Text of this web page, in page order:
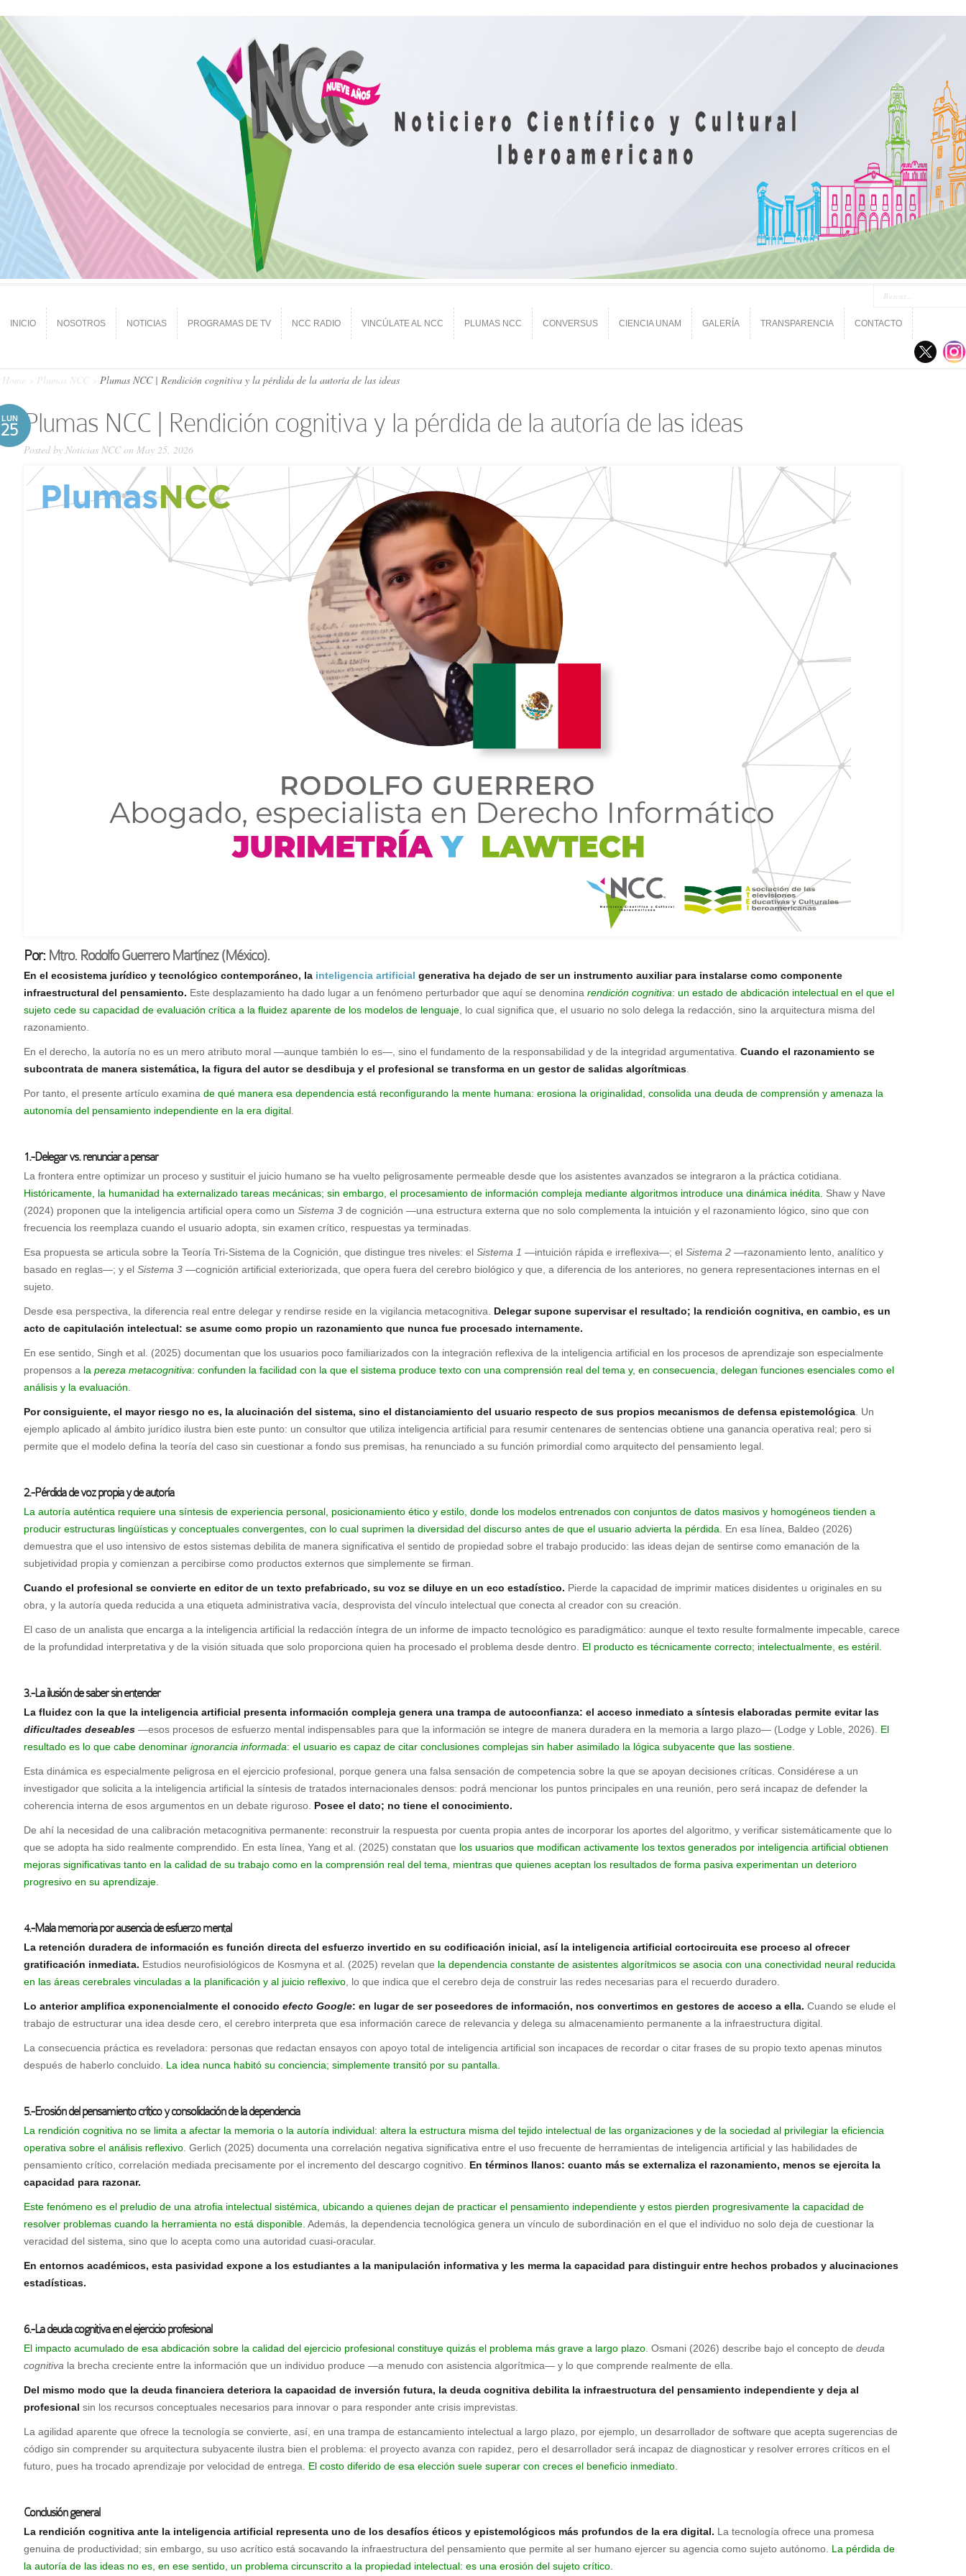
INICIO NOSOTROS NOTICIAS PROGRAMAS DE TV NCC RADIO VINCÚLATE AL NCC PLUMAS NCC CONVERSUS CIENCIA UNAM GALERÍA TRANSPARENCIA CONTACTO
Home Plumas NCC Plumas NCC | Rendición cognitiva y la pérdida de la autoría de las ideas
LUN
25 Plumas NCC | Rendición cognitiva y la pérdida de la autoría de las ideas
Posted by Noticias NCCon May 25, 2026
Por: Mtro. Rodolfo Guerrero Martínez (México).
En el ecosistema jurídico y tecnológico contemporáneo, la inteligencia artificial generativa ha dejado de ser un instrumento auxiliar para instalarse como componente
infraestructural del pensamiento. Este desplazamiento ha dado lugar a un fenómeno perturbador que aquí se denomina rendición cognitiva: un estado de abdicación intelectual en el que el
sujeto cede su capacidad de evaluación crítica a la fluidez aparente de los modelos de lenguaje , lo cual significa que, el usuario no solo delega la redacción, sino la arquitectura misma del
razonamiento.
En el derecho, la autoría no es un mero atributo moral —aunque también lo es—, sino el fundamento de la responsabilidad y de la integridad argumentativa. Cuando el razonamiento se
subcontrata de manera sistemática, la figura del autor se desdibuja y el profesional se transforma en un gestor de salidas algorítmicas
Por tanto, el presente artículo examina de qué manera esa dependencia está reconfigurando la mente humana: erosiona la originalidad, consolida una deuda de comprensión y amenaza la
autonomía del pensamiento independiente en la era digital
1.-Delegar vs. renunciar a pensar
La frontera entre optimizar un proceso y sustituir el juicio humano se ha vuelto peligrosamente permeable desde que los asistentes avanzados se integraron a la práctica cotidiana.
Históricamente, la humanidad ha externalizado tareas mecánicas; sin embargo, el procesamiento de información compleja mediante algoritmos introduce una dinámica inédita.
Shaw y Nave
(2024) proponen que la inteligencia artificial opera como un Sistema 3 de cognición —una estructura externa que no solo complementa la intuición y el razonamiento lógico, sino que con
frecuencia los reemplaza cuando el usuario adopta, sin examen crítico, respuestas ya terminadas.
Esa propuesta se articula sobre la Teoría Tri-Sistema de la Cognición, que distingue tres niveles: el Sistema 1 —intuición rápida e irreflexiva—; el Sistema 2 —razonamiento lento, analítico y
basado en reglas—; y el Sistema 3 —cognición artificial exteriorizada, que opera fuera del cerebro biológico y que, a diferencia de los anteriores, no genera representaciones internas en el
sujeto.
Desde esa perspectiva, la diferencia real entre delegar y rendirse reside en la vigilancia metacognitiva. Delegar supone supervisar el resultado; la rendición cognitiva, en cambio, es un
acto de capitulación intelectual: se asume como propio un razonamiento que nunca fue procesado internamente.
En ese sentido, Singh et al. (2025) documentan que los usuarios poco familiarizados con la integración reflexiva de la inteligencia artificial en los procesos de aprendizaje son especialmente
propensos a la pereza metacognitiva: confunden la facilidad con la que el sistema produce texto con una comprensión real del tema y, en consecuencia, delegan funciones esenciales como el
análisis y la evaluación.
Por consiguiente, el mayor riesgo no es, la alucinación del sistema, sino el distanciamiento del usuario respecto de sus propios mecanismos de defensa epistemológica . Un
ejemplo aplicado al ámbito jurídico ilustra bien este punto: un consultor que utiliza inteligencia artificial para resumir centenares de sentencias obtiene una ganancia operativa real; pero si
permite que el modelo defina la teoría del caso sin cuestionar a fondo sus premisas, ha renunciado a su función primordial como arquitecto del pensamiento legal.
2.-Pérdida de voz propia y de autoría
La autoría auténtica requiere una síntesis de experiencia personal, posicionamiento ético y estilo, donde los modelos entrenados con conjuntos de datos masivos y homogéneos tienden a
producir estructuras lingüísticas y conceptuales convergentes, con lo cual suprimen la diversidad del discurso antes de que el usuario advierta la pérdida.
En esa línea, Baldeo (2026)
demuestra que el uso intensivo de estos sistemas debilita de manera significativa el sentido de propiedad sobre el trabajo producido: las ideas dejan de sentirse como emanación de la
subjetividad propia y comienzan a percibirse como productos externos que simplemente se firman.
Cuando el profesional se convierte en editor de un texto prefabricado, su voz se diluye en un eco estadístico. Pierde la capacidad de imprimir matices disidentes u originales en su
obra, y la autoría queda reducida a una etiqueta administrativa vacía, desprovista del vínculo intelectual que conecta al creador con su creación.
El caso de un analista que encarga a la inteligencia artificial la redacción íntegra de un informe de impacto tecnológico es paradigmático: aunque el texto resulte formalmente impecable, carece
de la profundidad interpretativa y de la visión situada que solo proporciona quien ha procesado el problema desde dentro. El producto es técnicamente correcto; intelectualmente, es estéril.
3.-La ilusión de saber sin entender
La fluidez con la que la inteligencia artificial presenta información compleja genera una trampa de autoconfianza: el acceso inmediato a síntesis elaboradas permite evitar las
dificultades deseables —esos procesos de esfuerzo mental indispensables para que la información se integre de manera duradera en la memoria a largo plazo— (Lodge y Loble, 2026). El
resultado es lo que cabe denominar ignorancia informada: el usuario es capaz de citar conclusiones complejas sin haber asimilado la lógica subyacente que las sostiene.
Esta dinámica es especialmente peligrosa en el ejercicio profesional, porque genera una falsa sensación de competencia sobre la que se apoyan decisiones críticas. Considérese a un
investigador que solicita a la inteligencia artificial la síntesis de tratados internacionales densos: podrá mencionar los puntos principales en una reunión, pero será incapaz de defender la
coherencia interna de esos argumentos en un debate riguroso. Posee el dato; no tiene el conocimiento.
De ahí la necesidad de una calibración metacognitiva permanente: reconstruir la respuesta por cuenta propia antes de incorporar los aportes del algoritmo, y verificar sistemáticamente que lo
que se adopta ha sido realmente comprendido. En esta línea, Yang et al. (2025) constatan que los usuarios que modifican activamente los textos generados por inteligencia artificial obtienen
mejoras significativas tanto en la calidad de su trabajo como en la comprensión real del tema, mientras que quienes aceptan los resultados de forma pasiva experimentan un deterioro
progresivo en su aprendizaje.
4.-Mala memoria por ausencia de esfuerzo mental
La retención duradera de información es función directa del esfuerzo invertido en su codificación inicial, así la inteligencia artificial cortocircuita ese proceso al ofrecer
gratificación inmediata. Estudios neurofisiológicos de Kosmyna et al. (2025) revelan que la dependencia constante de asistentes algorítmicos se asocia con una conectividad neural reducida
en las áreas cerebrales vinculadas a la planificación y al juicio reflexivo , lo que indica que el cerebro deja de construir las redes necesarias para el recuerdo duradero.
Lo anterior amplifica exponencialmente el conocido efecto Google: en lugar de ser poseedores de información, nos convertimos en gestores de acceso a ella. Cuando se elude el
trabajo de estructurar una idea desde cero, el cerebro interpreta que esa información carece de relevancia y delega su almacenamiento permanente a la infraestructura digital.
La consecuencia práctica es reveladora: personas que redactan ensayos con apoyo total de inteligencia artificial son incapaces de recordar o citar frases de su propio texto apenas minutos
después de haberlo concluido. La idea nunca habitó su conciencia; simplemente transitó por su pantalla.
5.-Erosión del pensamiento crítico y consolidación de la dependencia
La rendición cognitiva no se limita a afectar la memoria o la autoría individual: altera la estructura misma del tejido intelectual de las organizaciones y de la sociedad al privilegiar la eficiencia
operativa sobre el análisis reflexivo . Gerlich (2025) documenta una correlación negativa significativa entre el uso frecuente de herramientas de inteligencia artificial y las habilidades de
pensamiento crítico, correlación mediada precisamente por el incremento del descargo cognitivo. En términos llanos: cuanto más se externaliza el razonamiento, menos se ejercita la
capacidad para razonar.
Este fenómeno es el preludio de una atrofia intelectual sistémica, ubicando a quienes dejan de practicar el pensamiento independiente y estos pierden progresivamente la capacidad de
resolver problemas cuando la herramienta no está disponible. Además, la dependencia tecnológica genera un vínculo de subordinación en el que el individuo no solo deja de cuestionar la
veracidad del sistema, sino que lo acepta como una autoridad cuasi-oracular.
En entornos académicos, esta pasividad expone a los estudiantes a la manipulación informativa y les merma la capacidad para distinguir entre hechos probados y alucinaciones
estadísticas.
6.-La deuda cognitiva en el ejercicio profesional
El impacto acumulado de esa abdicación sobre la calidad del ejercicio profesional constituye quizás el problema más grave a largo plazo . Osmani (2026) describe bajo el concepto de deuda
cognitiva la brecha creciente entre la información que un individuo produce —a menudo con asistencia algorítmica— y lo que comprende realmente de ella.
Del mismo modo que la deuda financiera deteriora la capacidad de inversión futura, la deuda cognitiva debilita la infraestructura del pensamiento independiente y deja al
profesional sin los recursos conceptuales necesarios para innovar o para responder ante crisis imprevistas.
La agilidad aparente que ofrece la tecnología se convierte, así, en una trampa de estancamiento intelectual a largo plazo, por ejemplo, un desarrollador de software que acepta sugerencias de
código sin comprender su arquitectura subyacente ilustra bien el problema: el proyecto avanza con rapidez, pero el desarrollador será incapaz de diagnosticar y resolver errores críticos en el
futuro, pues ha trocado aprendizaje por velocidad de entrega . El costo diferido de esa elección suele superar con creces el beneficio inmediato.
Conclusión general
La rendición cognitiva ante la inteligencia artificial representa uno de los desafíos éticos y epistemológicos más profundos de la era digital. La tecnología ofrece una promesa
genuina de productividad; sin embargo, su uso acrítico está socavando la infraestructura del pensamiento que permite al ser humano ejercer su agencia como sujeto autónomo. La pérdida de
la autoría de las ideas no es, en ese sentido, un problema circunscrito a la propiedad intelectual: es una erosión del sujeto crítico.